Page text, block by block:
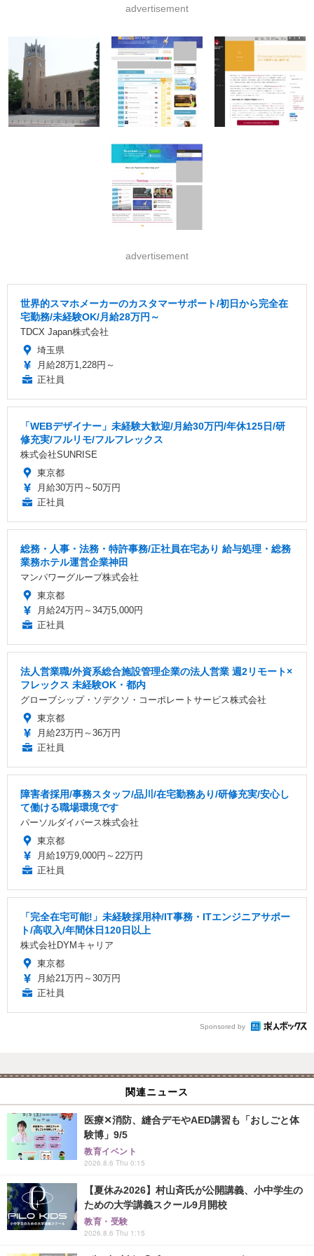
advertisement
advertisement
世界的スマホメーカーのカスタマーサポート/初日から完全在
宅勤務/未経験OK/月給28万円～
TDCX Japan株式会社
埼玉県
月給28万1,228円～
正社員
「WEBデザイナー」未経験大歓迎/月給30万円/年休125日/研
修充実/フルリモ/フルフレックス
株式会社SUNRISE
東京都
月給30万円～50万円
正社員
総務・人事・法務・特許事務/正社員在宅あり 給与処理・総務
業務ホテル運営企業神田
マンパワーグループ株式会社
東京都
月給24万円～34万5,000円
正社員
法人営業職/外資系総合施設管理企業の法人営業 週2リモート×
フレックス 未経験OK・都内
グローブシップ・ソデクソ・コーポレートサービス株式会社
東京都
月給23万円～36万円
正社員
障害者採用/事務スタッフ/品川/在宅勤務あり/研修充実/安心し
て働ける職場環境です
パーソルダイバース株式会社
東京都
月給19万9,000円～22万円
正社員
「完全在宅可能!」未経験採用枠/IT事務・ITエンジニアサポー
ト/高収入/年間休日120日以上
株式会社DYMキャリア
東京都
月給21万円～30万円
正社員
Sponsored by
関連ニュース
医療✕消防、縫合デモやAED講習も「おしごと体
験博」9/5
教育イベント
2026.8.6 Thu 0:15
【夏休み2026】村山斉氏が公開講義、小中学生の
ための大学講義スクール9月開校
教育・受験
2026.8.6 Thu 1:15